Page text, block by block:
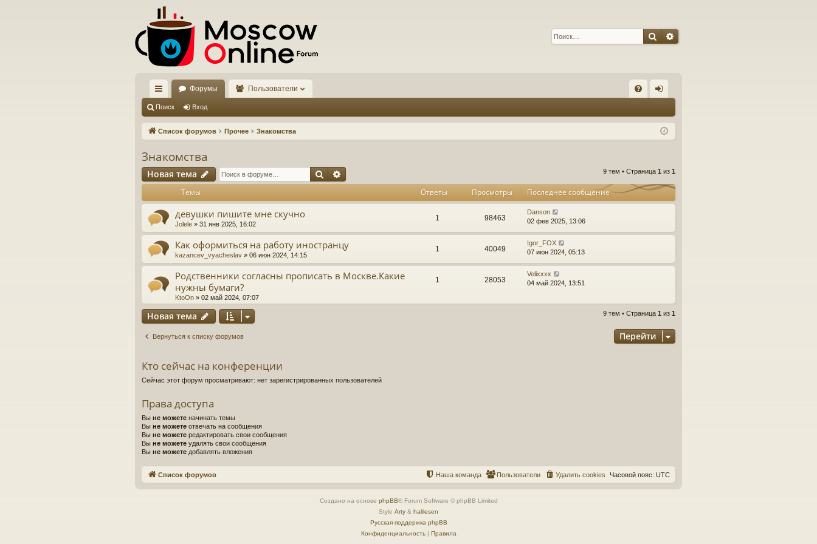
ПоискРасширенный поиск
с
ы
и
Форумы Пользователи
Q д
Поиск Вход
Список форумов Прочее Знакомства
Знакомства
Новая тема Поиск 9 тем • Страница 1 из 1
Темы Ответы Просмотры Последнее сообщение
девушки пишите мне скучно
Jolele » 31 янв 2025, 16:02
1 98463
Danson
02 фев 2025, 13:06
Как оформиться на работу иностранцу
kazancev_vyacheslav » 06 июн 2024, 14:15
1 40049
Igor_FOX
07 июн 2024, 05:13
Родственники согласны прописать в Москве.Какие
нужны бумаги?
KtoOn » 02 май 2024, 07:07
1 28053
Velixxxx
04 май 2024, 13:51
Новая тема 9 тем • Страница 1 из 1
Вернуться к списку форумов Перейти
Кто сейчас на конференции
Сейчас этот форум просматривают: нет зарегистрированных пользователей
Права доступа
Вы не можете начинать темы
Вы не можете отвечать на сообщения
Вы не можете редактировать свои сообщения
Вы не можете удалять свои сообщения
Вы не можете добавлять вложения
Список форумов Часовой пояс: UTC
Удалить cookies
Пользователи
Наша команда
Создано на основе phpBB® Forum Software © phpBB Limited
Style Arty & halilesen
Русская поддержка phpBB
Конфиденциальность| Правила